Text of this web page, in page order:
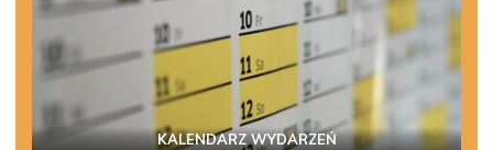
KALENDARZ WYDARZEŃ